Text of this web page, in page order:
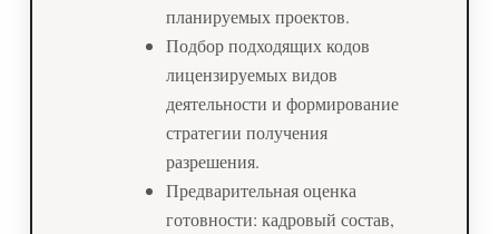
планируемых проектов.
Подбор подходящих кодов
лицензируемых видов
деятельности и формирование
стратегии получения
разрешения.
Предварительная оценка
готовности: кадровый состав,